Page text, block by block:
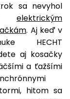
sa nevyhol
elektrickým
. Aj keď v
HECHT
aj kosačky
a ťažšími
hitom sa